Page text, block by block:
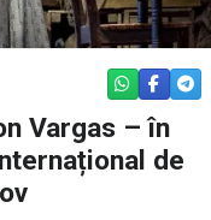
WHATSAPP
Vargas – în
de